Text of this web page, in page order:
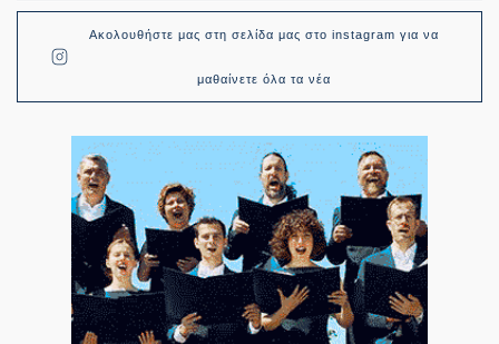
Ακολουθήστε μας στη σελίδα μας στο instagram για να
μαθαίνετε όλα τα νέα